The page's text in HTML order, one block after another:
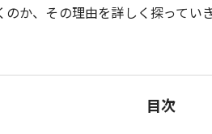
か、その理由を詳しく探っていき
目次